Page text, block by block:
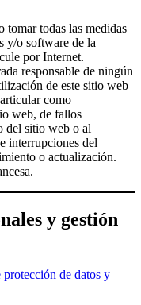
tomar todas las medidas
y/o software de la
por Internet.
responsable de ningún
de este sitio web
como
web, de fallos
del sitio web o al
interrupciones del
o actualización.
y gestión
de datos y